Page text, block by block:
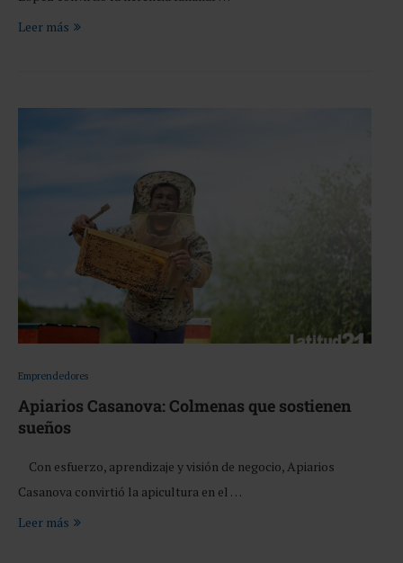
Leer más
Emprendedores
Apiarios Casanova: Colmenas que sostienen
sueños
Con esfuerzo, aprendizaje y visión de negocio, Apiarios
Casanova convirtió la apicultura en el …
Leer más